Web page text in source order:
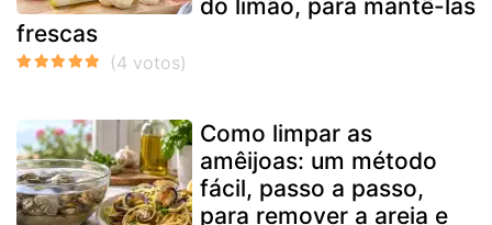
do limão, para mantê-las
frescas
Como limpar as
amêijoas: um método
fácil, passo a passo,
para remover a areia e